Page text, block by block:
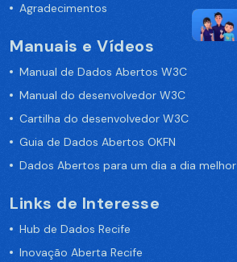
Agradecimentos
Manuais e Vídeos
Manual de Dados Abertos W3C
Manual do desenvolvedor W3C
Cartilha do desenvolvedor W3C
Guia de Dados Abertos OKFN
Dados Abertos para um dia a dia melhor
Links de Interesse
Hub de Dados Recife
Inovação Aberta Recife